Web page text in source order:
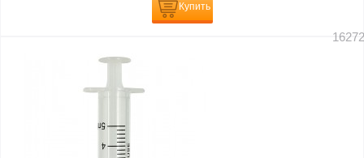
Купить